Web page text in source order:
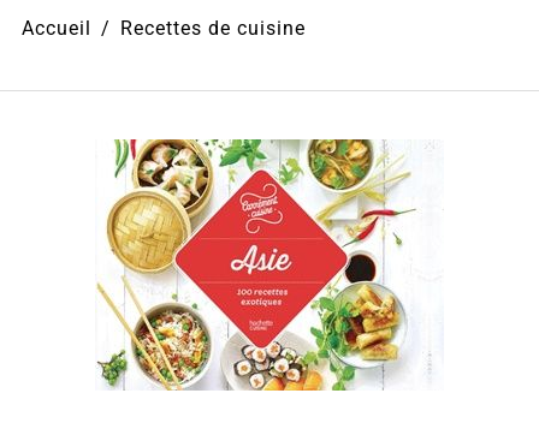
Accueil Recettes de cuisine